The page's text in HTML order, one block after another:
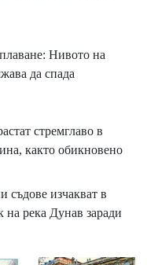
Нивото на
да спада
стремглаво в
както обикновено
съдове изчакват в
на река Дунав заради